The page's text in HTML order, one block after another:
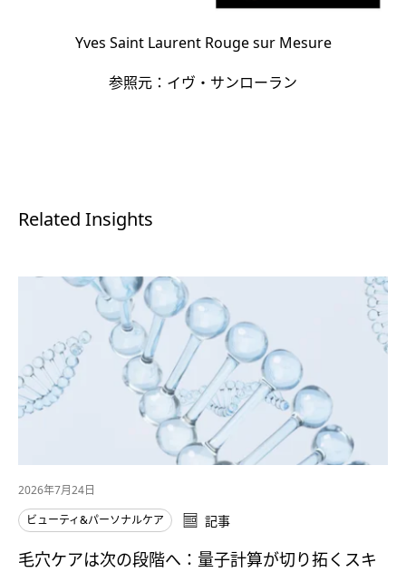
Yves Saint Laurent Rouge sur Mesure
参照元：イヴ・サンローラン
Related Insights
2026年7月24日
ビューティ&パーソナルケア
記事
毛穴ケアは次の段階へ：量子計算が切り拓くスキ